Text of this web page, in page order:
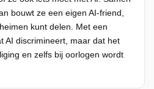
bouwt ze een eigen AI-friend,
kunt delen. Met een
AI discrimineert, maar dat het
en zelfs bij oorlogen wordt